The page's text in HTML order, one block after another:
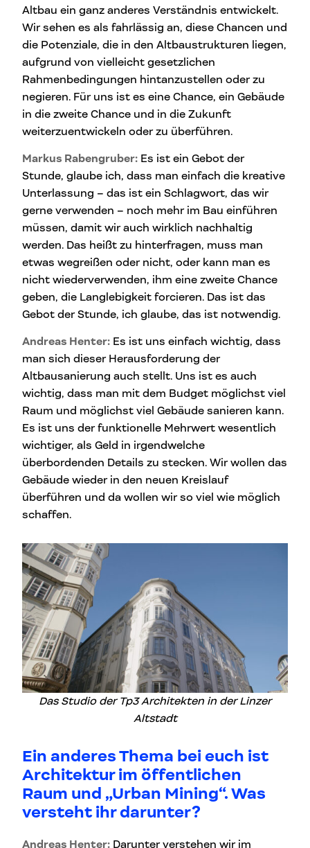
Altbau ein ganz anderes Verständnis entwickelt.
Wir sehen es als fahrlässig an, diese Chancen und
die Potenziale, die in den Altbaustrukturen liegen,
aufgrund von vielleicht gesetzlichen
Rahmenbedingungen hintanzustellen oder zu
negieren. Für uns ist es eine Chance, ein Gebäude
in die zweite Chance und in die Zukunft
weiterzuentwickeln oder zu überführen.
Markus Rabengruber: Es ist ein Gebot der
Stunde, glaube ich, dass man einfach die kreative
Unterlassung – das ist ein Schlagwort, das wir
gerne verwenden – noch mehr im Bau einführen
müssen, damit wir auch wirklich nachhaltig
werden. Das heißt zu hinterfragen, muss man
etwas wegreißen oder nicht, oder kann man es
nicht wiederverwenden, ihm eine zweite Chance
geben, die Langlebigkeit forcieren. Das ist das
Gebot der Stunde, ich glaube, das ist notwendig.
Andreas Henter: Es ist uns einfach wichtig, dass
man sich dieser Herausforderung der
Altbausanierung auch stellt. Uns ist es auch
wichtig, dass man mit dem Budget möglichst viel
Raum und möglichst viel Gebäude sanieren kann.
Es ist uns der funktionelle Mehrwert wesentlich
wichtiger, als Geld in irgendwelche
überbordenden Details zu stecken. Wir wollen das
Gebäude wieder in den neuen Kreislauf
überführen und da wollen wir so viel wie möglich
schaffen.
Das Studio der Tp3 Architekten in der Linzer
Altstadt
Ein anderes Thema bei euch ist
Architektur im öffentlichen
Raum und „Urban Mining“. Was
versteht ihr darunter?
Andreas Henter: Darunter verstehen wir im